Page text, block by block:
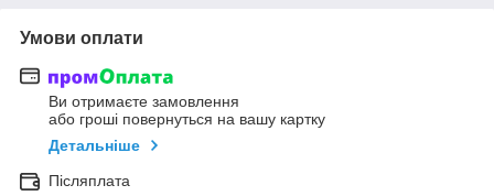
Умови оплати
Ви отримаєте замовлення
або гроші повернуться на вашу картку
Детальніше
Післяплата